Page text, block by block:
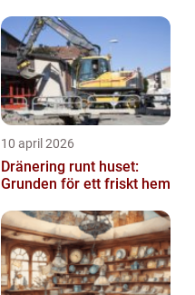
10 april 2026
Dränering runt huset:
Grunden för ett friskt hem